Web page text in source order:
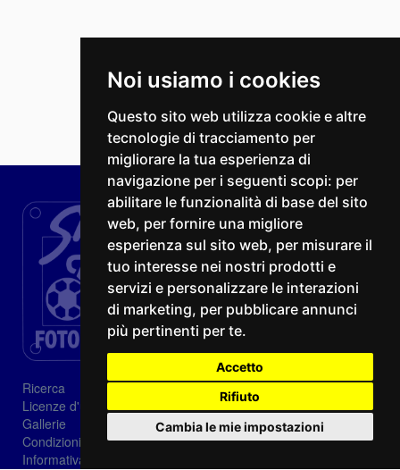
Noi usiamo i cookies
Questo sito web utilizza cookie e altre
tecnologie di tracciamento per
migliorare la tua esperienza di
navigazione per i seguenti scopi: per
abilitare le funzionalità di base del sito
web, per fornire una migliore
esperienza sul sito web, per misurare il
tuo interesse nei nostri prodotti e
servizi e personalizzare le interazioni
di marketing, per pubblicare annunci
più pertinenti per te.
Accetto
Rifiuto
Cambia le mie impostazioni
Ricerca
Licenze d'utilizzo
Gallerie
Condizioni di vendita
Informativa sui Cookie